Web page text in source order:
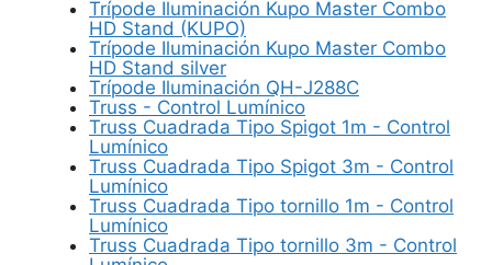
Trípode Iluminación Kupo Master Combo
HD Stand (KUPO)
Trípode Iluminación Kupo Master Combo
HD Stand silver
Trípode Iluminación QH-J288C
Truss - Control Lumínico
Truss Cuadrada Tipo Spigot 1m - Control
Lumínico
Truss Cuadrada Tipo Spigot 3m - Control
Lumínico
Truss Cuadrada Tipo tornillo 1m - Control
Lumínico
Truss Cuadrada Tipo tornillo 3m - Control